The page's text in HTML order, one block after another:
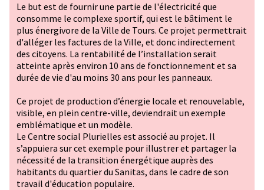
Le but est de fournir une partie de l'électricité que
consomme le complexe sportif, qui est le bâtiment le
plus énergivore de la Ville de Tours. Ce projet permettrait
d'alléger les factures de la Ville, et donc indirectement
des citoyens. La rentabilité de l’installation serait
atteinte après environ 10 ans de fonctionnement et sa
durée de vie d'au moins 30 ans pour les panneaux.
Ce projet de production d’énergie locale et renouvelable,
visible, en plein centre-ville, deviendrait un exemple
emblématique et un modèle.
Le Centre social Plurielles est associé au projet. Il
s’appuiera sur cet exemple pour illustrer et partager la
nécessité de la transition énergétique auprès des
habitants du quartier du Sanitas, dans le cadre de son
travail d'éducation populaire.